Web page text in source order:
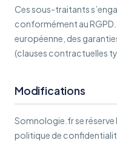
Ces sous-traitants
conformément au
européenne, des
(clauses contractuelles
Modifications
Somnologie.fr se
politique de